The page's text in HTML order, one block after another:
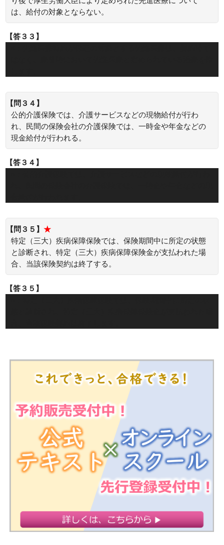
は、給付の対象とならない。
【答３３】
【問３４】
公的介護保険では、介護サービスなどの現物給付が行わ
れ、民間の保険会社の介護保険では、一時金や年金などの
現金給付が行われる。
【答３４】
【問３５】★
特定（三大）疾病保障保険では、保険期間中に所定の状態
と診断され、特定（三大）疾病保障保険金が支払われた場
合、当該保険契約は終了する。
【答３５】